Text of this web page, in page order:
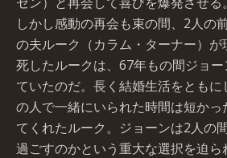
しかし感動の再会も束の間、2人の
の夫ルーク（カラム・ターナー）
死したルークは、67年もの間ジョ
ていたのだ。長く結婚生活をとも
の人で一緒にいられた時間は短か
てくれたルーク。ジョーンは2人の
過ごすのかという重大な選択を迫ら